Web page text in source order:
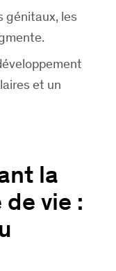
génitaux, les
et un
la
vie :